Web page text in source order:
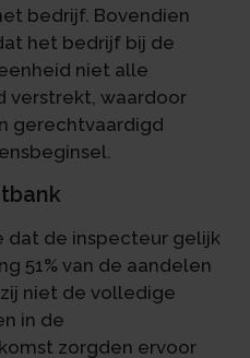
bedrijf. Bovendien
het bedrijf bij de
niet alle
verstrekt, waardoor
gerechtvaardigd
dat de inspecteur gelijk
51% van de aandelen
niet de volledige
in de
zorgden ervoor